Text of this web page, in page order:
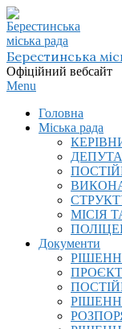
Skip
to
content
Берестинська
Офіційний вебсайт
Primary
Menu
Menu
Головна
Міська рада
МІСІЯ
Документи